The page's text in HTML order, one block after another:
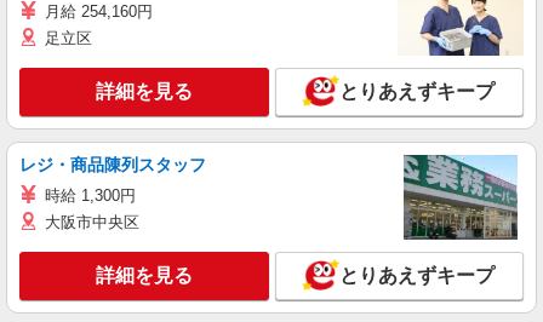
月給 254,160円
足立区
詳細を見る とりあえずキープ
レジ・商品陳列スタッフ
時給 1,300円
大阪市中央区
詳細を見る とりあえずキープ